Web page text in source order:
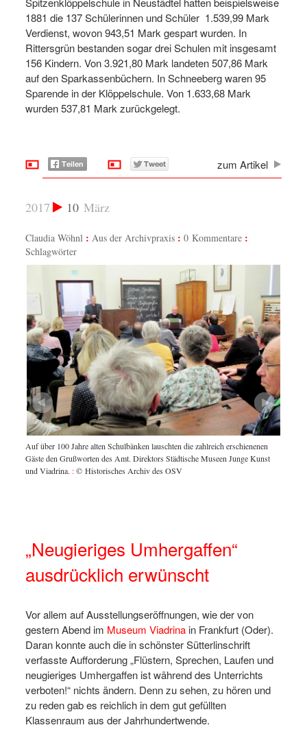
1881 die 137 Schülerinnen und Schüler 1.539,99 Mark
Verdienst, wovon 943,51 Mark gespart wurden. In
Rittersgrün bestanden sogar drei Schulen mit insgesamt
156 Kindern. Von 3.921,80 Mark landeten 507,86 Mark
auf den Sparkassenbüchern. In Schneeberg waren 95
Sparende in der Klöppelschule. Von 1.633,68 Mark
wurden 537,81 Mark zurückgelegt.
zum Artikel
10 März
2017
Claudia Wöhnl Aus der Archivpraxis
0 Kommentare
Schlagwörter
Auf über 100 Jahre alten Schulbänken lauschten die zahlreich erschienenen
Gäste den Grußworten des Amt. Direktors Städtische Museen Junge Kunst
und Viadrina. :© Historisches Archiv des OSV
„Neugieriges Umhergaffen“
ausdrücklich erwünscht
Vor allem auf Ausstellungseröffnungen, wie der von
gestern Abend im Museum Viadrina in Frankfurt (Oder).
Daran konnte auch die in schönster Sütterlinschrift
verfasste Aufforderung „Flüstern, Sprechen, Laufen und
neugieriges Umhergaffen ist während des Unterrichts
verboten!“ nichts ändern. Denn zu sehen, zu hören und
zu reden gab es reichlich in dem gut gefüllten
Klassenraum aus der Jahrhundertwende.